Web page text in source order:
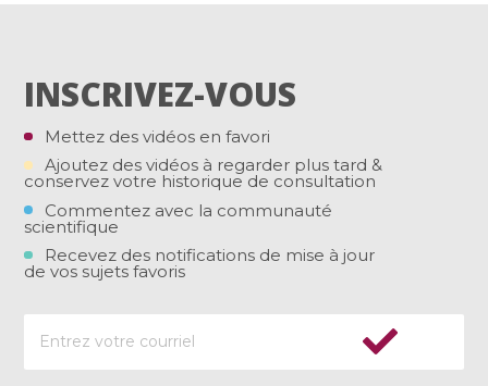
INSCRIVEZ-VOUS
Mettez des vidéos en favori
Ajoutez des vidéos à regarder plus tard &
conservez votre historique de consultation
Commentez avec la communauté
scientifique
Recevez des notifications de mise à jour
de vos sujets favoris